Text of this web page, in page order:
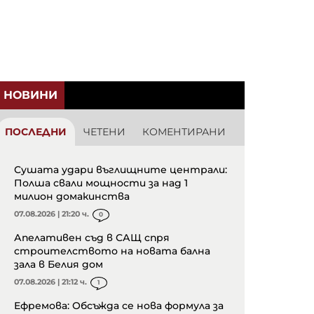
НОВИНИ
ПОСЛЕДНИ ЧЕТЕНИ КОМЕНТИРАНИ
Сушата удари въглищните централи:
Полша свали мощности за над 1
милион домакинства
07.08.2026 | 21:20 ч. 0
Апелативен съд в САЩ спря
строителството на новата бална
зала в Белия дом
07.08.2026 | 21:12 ч. 1
Ефремова: Обсъжда се нова формула за